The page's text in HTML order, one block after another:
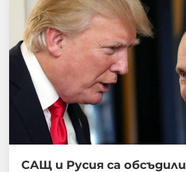
САЩ и Русия са обсъдили